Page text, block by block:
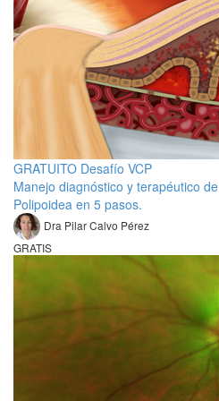
GRATUITO Desafío VCP
Manejo diagnóstico y terapéutico
Polipoidea en 5 pasos.
Dra Pilar Calvo Pérez
GRATIS